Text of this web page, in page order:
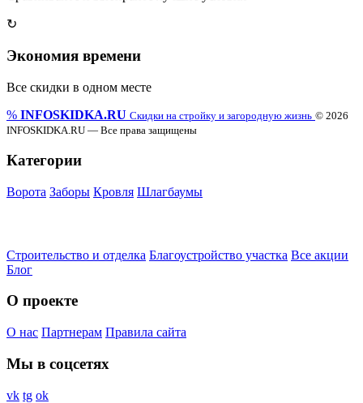
↻
Экономия времени
Все скидки в одном месте
% INFOSKIDKA.RU Скидки на стройку и загородную жизнь © 2026
INFOSKIDKA.RU — Все права защищены
Категории
Ворота Заборы Кровля Шлагбаумы
Строительство и отделка Благоустройство участка Все акции
Блог
О проекте
О нас Партнерам Правила сайта
Мы в соцсетях
vk tg ok